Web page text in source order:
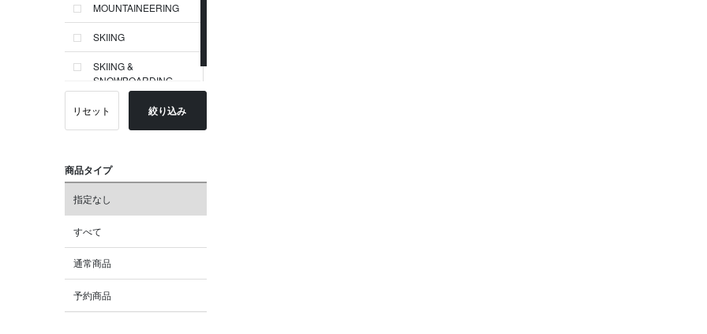
MOUNTAINEERING
SKIING
SKIING &
SNOWBOARDING
リセット 絞り込み
商品タイプ
指定なし
すべて
通常商品
予約商品